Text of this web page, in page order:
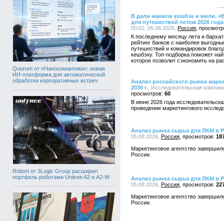
Quorum от «Наносемантики»: новая
ИИ-платформа для автоматической
обработки корпоративных встреч
Robort от 3Logic Group расширил
портфель роботами Unitree A2 и A2-W
В дали манили кешбэк и мили.
для путешествий летом 2026 года
00:02, 06.08.2026, Россия
К последнему месяцу лета и
рейтинг банков с наиболее
путешествий и командировок
кешбэку. Топ-подборка поможет
которое позволит сэкономить на
Анализ российского рынка
2030 г. , Исследовательская
60
В июне 2026 года
проведение маркетингового
Анализ рынка сырья для ЛКМ в
05.08.2026, Россия
Маркетинговое агентство
России.
Анализ рынка сырья для ЛКМ в
05.08.2026, Россия
Маркетинговое агентство
России.